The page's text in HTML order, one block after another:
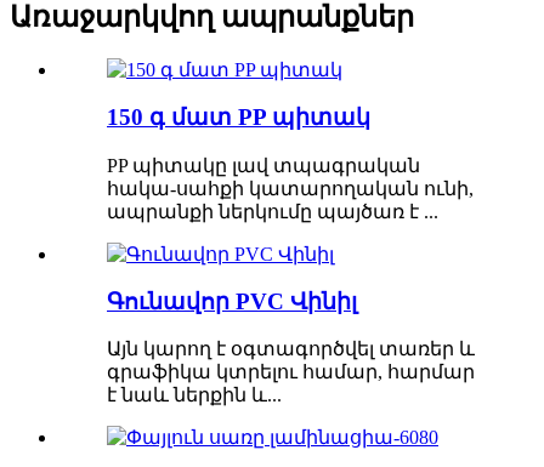
Առաջարկվող ապրանքներ
150 գ մատ PP պիտակ
PP պիտակը լավ տպագրական
հակա-սահքի կատարողական ունի,
ապրանքի ներկումը պայծառ է ...
Գունավոր PVC Վինիլ
Այն կարող է օգտագործվել տառեր և
գրաֆիկա կտրելու համար, հարմար
է նաև ներքին և...